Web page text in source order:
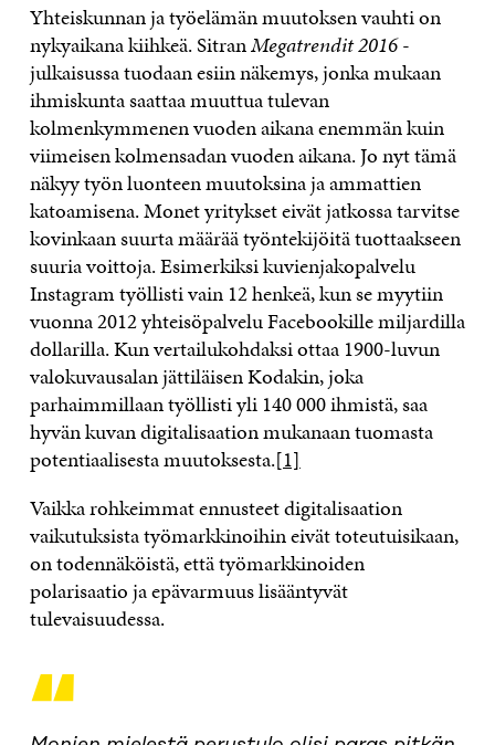
Yhteiskunnan ja työelämän muutoksen vauhti on
nykyaikana kiihkeä. SitranMegatrendit 2016-
julkaisussa tuodaan esiin näkemys, jonka mukaan
ihmiskunta saattaa muuttua tulevan
kolmenkymmenen vuoden aikana enemmän kuin
viimeisen kolmensadan vuoden aikana. Jo nyt tämä
näkyy työn luonteen muutoksina ja ammattien
katoamisena. Monet yritykset eivät jatkossa tarvitse
kovinkaan suurta määrää työntekijöitä tuottaakseen
suuria voittoja. Esimerkiksi kuvienjakopalvelu
Instagram työllisti vain 12 henkeä, kun se myytiin
vuonna 2012 yhteisöpalvelu Facebookille miljardilla
dollarilla. Kun vertailukohdaksi ottaa 1900-luvun
valokuvausalan jättiläisen Kodakin, joka
parhaimmillaan työllisti yli 140 000 ihmistä, saa
hyvän kuvan digitalisaation mukanaan tuomasta
potentiaalisesta muutoksesta.[1]
Vaikka rohkeimmat ennusteet digitalisaation
vaikutuksista työmarkkinoihin eivät toteutuisikaan,
on todennäköistä, että työmarkkinoiden
polarisaatio ja epävarmuus lisääntyvät
tulevaisuudessa.
“